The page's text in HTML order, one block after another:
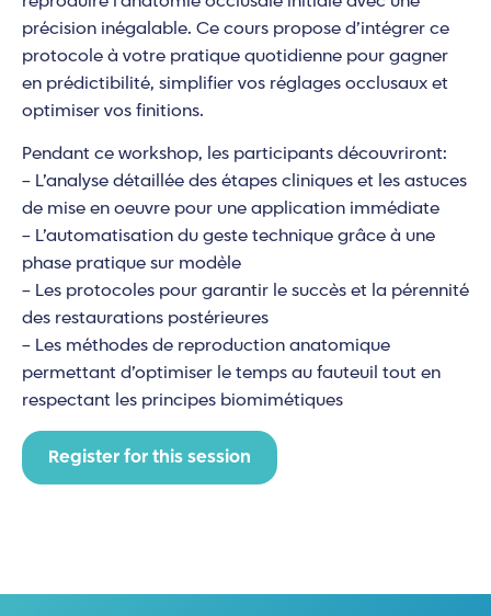
précision inégalable. Ce cours propose d’intégrer ce
protocole à votre pratique quotidienne pour gagner
en prédictibilité, simplifier vos réglages occlusaux et
optimiser vos finitions.
Pendant ce workshop, les participants découvriront:
– L’analyse détaillée des étapes cliniques et les astuces
de mise en oeuvre pour une application immédiate
– L’automatisation du geste technique grâce à une
phase pratique sur modèle
– Les protocoles pour garantir le succès et la pérennité
des restaurations postérieures
– Les méthodes de reproduction anatomique
permettant d’optimiser le temps au fauteuil tout en
respectant les principes biomimétiques
Register for this session